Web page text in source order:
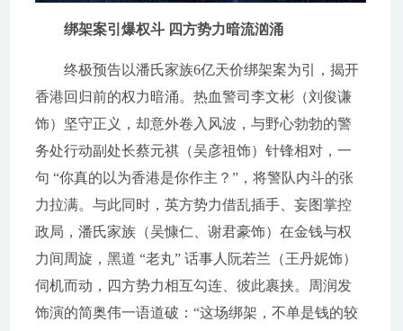
绑架案引爆权斗 四方势力暗流汹涌
终极预告以潘氏家族6亿天价绑架案为引，揭开
香港回归前的权力暗涌。热血警司李文彬（刘俊谦
饰）坚守正义，却意外卷入风波，与野心勃勃的警
务处行动副处长蔡元祺（吴彦祖饰）针锋相对，一
句 “你真的以为香港是你作主？”，将警队内斗的张
力拉满。与此同时，英方势力借乱插手、妄图掌控
政局，潘氏家族（吴慷仁、谢君豪饰）在金钱与权
力间周旋，黑道 “老丸” 话事人阮若兰（王丹妮饰）
伺机而动，四方势力相互勾连、彼此裹挟。周润发
饰演的简奥伟一语道破：“这场绑架，不单是钱的较